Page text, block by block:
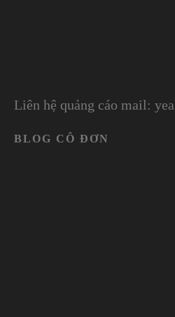
Liên hệ quảng cáo mail:
BLOG CÔ ĐƠN